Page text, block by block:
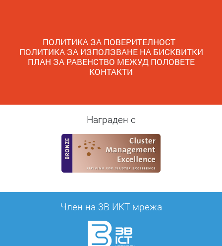
ПОЛИТИКА ЗА ПОВЕРИТЕЛНОСТ
ПОЛИТИКА ЗА ИЗПОЛЗВАНЕ НА БИСКВИТКИ
ПЛАН ЗА РАВЕНСТВО МЕЖУД ПОЛОВЕТЕ
КОНТАКТИ
Награден с
Член на 3B ИКТ мрежа